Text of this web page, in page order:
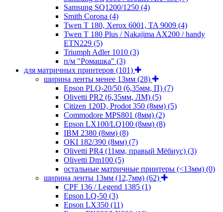
Samsung SQ1200/1250 (4)
Smith Corona (4)
Twen T 180, Xerox 6001, TA 9009 (4)
Twen T 180 Plus / Nakajima AX200 / handy
ETN229 (5)
Triumph Adler 1010 (3)
п/м "Ромашка" (3)
для матричных принтеров (101)
ширина ленты менее 13мм (28)
Epson PLQ-20/50 (6,35мм, П) (7)
Olivetti PR2 (6,35мм, ЛМ) (5)
Citizen 120D, Prodot 350 (8мм) (5)
Commodore MPS801 (8мм) (2)
Epson LX100/LQ100 (8мм) (8)
IBM 2380 (8мм) (8)
OKI 182/390 (8мм) (7)
Olivetti PR4 (11мм, правый Мёбиус) (3)
Olivetti Dm100 (5)
остальные матричные принтеры (<13мм) (0)
ширина ленты 13мм (12,7мм) (62)
CPF 136 / Legend 1385 (1)
Epson LQ-50 (3)
Epson LX350 (11)